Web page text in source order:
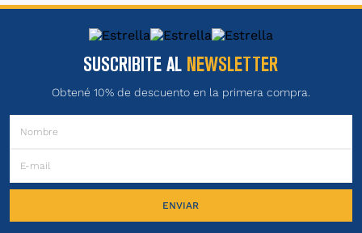
SUSCRIBITE AL NEWSLETTER
Obtené 10% de descuento en la primera compra.
ENVIAR